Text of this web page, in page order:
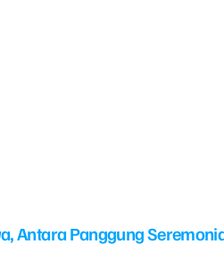
Antara Panggung